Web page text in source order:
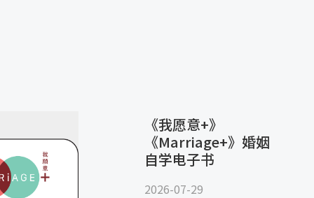
《我愿意+》
《Marriage+》婚姻
自学电子书
2026-07-29